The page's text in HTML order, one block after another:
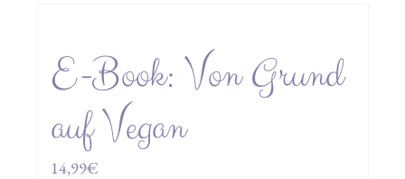
E-Book: Von Grund
auf Vegan
14,99€